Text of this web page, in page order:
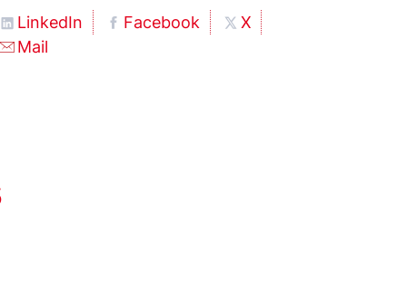
LinkedIn Facebook
X
Mail